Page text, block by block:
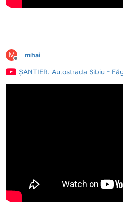
M
Deconectat
mihai
ȘANTIER. Autostrada Sibiu -